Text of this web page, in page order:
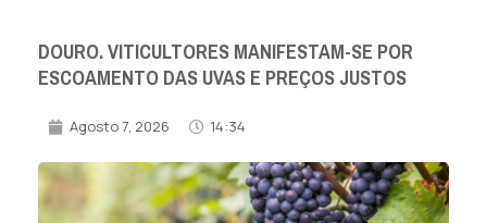
DOURO. VITICULTORES MANIFESTAM-SE POR
ESCOAMENTO DAS UVAS E PREÇOS JUSTOS
Agosto 7, 2026 14:34